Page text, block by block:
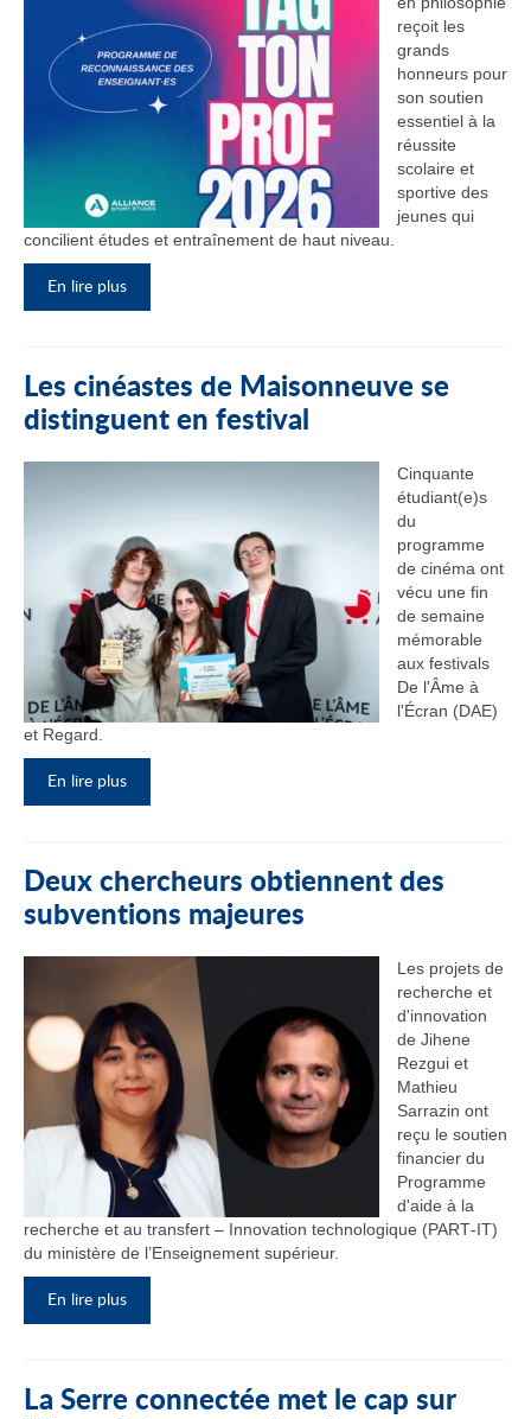
reçoit les
grands
honneurs pour
son soutien
essentiel à la
réussite
scolaire et
sportive des
jeunes qui
concilient études et entraînement de haut niveau.
En lire plus
Les cinéastes de Maisonneuve se
distinguent en festival
Cinquante
étudiant(e)s
du
programme
de cinéma ont
vécu une fin
de semaine
mémorable
aux festivals
De l'Âme à
l'Écran (DAE)
et Regard.
En lire plus
Deux chercheurs obtiennent des
subventions majeures
Les projets de
recherche et
d'innovation
de Jihene
Rezgui et
Mathieu
Sarrazin ont
reçu le soutien
financier du
Programme
d'aide à la
recherche et au transfert – Innovation technologique (PART‑IT)
du ministère de l’Enseignement supérieur.
En lire plus
La Serre connectée met le cap sur